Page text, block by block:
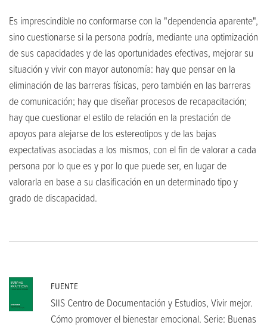
Es imprescindible no conformarse con la "dependencia aparente",
sino cuestionarse si la persona podría, mediante una optimización
de sus capacidades y de las oportunidades efectivas, mejorar su
situación y vivir con mayor autonomía: hay que pensar en la
eliminación de las barreras físicas, pero también en las barreras
de comunicación; hay que diseñar procesos de recapacitación;
hay que cuestionar el estilo de relación en la prestación de
apoyos para alejarse de los estereotipos y de las bajas
expectativas asociadas a los mismos, con el fin de valorar a cada
persona por lo que es y por lo que puede ser, en lugar de
valorarla en base a su clasificación en un determinado tipo y
grado de discapacidad.
FUENTE
SIIS Centro de Documentación y Estudios, Vivir mejor.
Cómo promover el bienestar emocional. Serie: Buenas